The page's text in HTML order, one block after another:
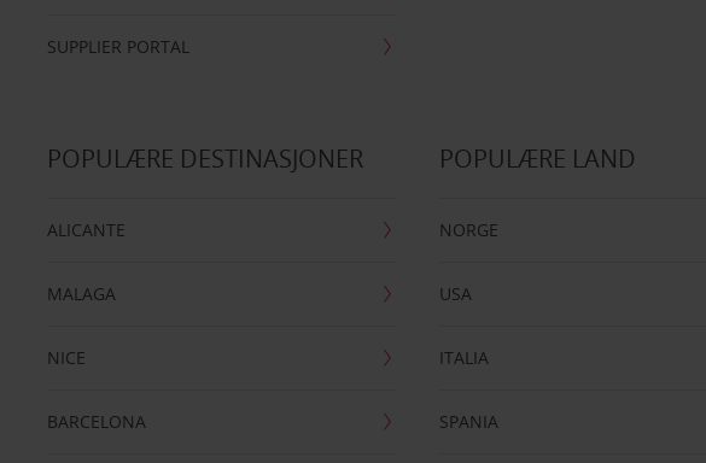
SUPPLIER PORTAL
POPULÆRE DESTINASJONER
ALICANTE
MALAGA
NICE
BARCELONA
POPULÆRE LAND
NORGE
USA
ITALIA
SPANIA